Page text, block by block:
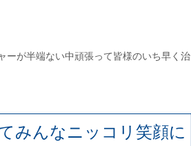
ーが半端ない中頑張って皆様のいち早く治
みんなニッコリ笑顔に